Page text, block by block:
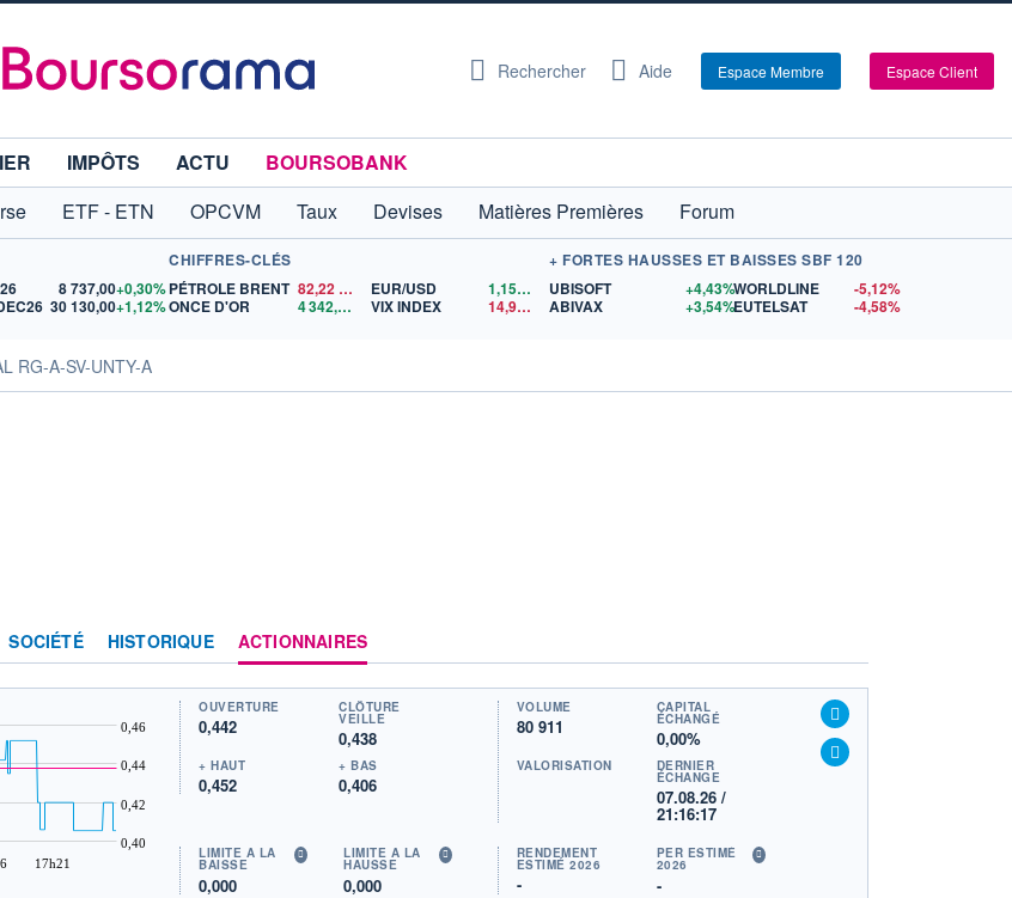
Rechercher Aide Espace Membre Espace Client
IMPÔTS ACTU
BOURSOBANK
ETF - ETN OPCVM Taux Devises Matières Premières
Forum
8 737,00+0,30%
30 130,00+1,12%
CHIFFRES-CLÉS
PÉTROLE BRENT 82,22
ONCE D'OR
4 342,26 $US
EUR/USD 1,1559
$US
VIX INDEX
14,90$US
+ FORTES HAUSSES ET BAISSES SBF 120
UBISOFT
+4,43%
ABIVAX
+3,54%
WORLDLINE
-5,12%
EUTELSAT
-4,58%
RG-A-SV-UNTY-A
SOCIÉTÉ HISTORIQUE ACTIONNAIRES
17h21
0,40
0,42
0,44
0,46
OUVERTURE
0,442
CLÔTURE
VEILLE
0,438
+ HAUT
0,452
+ BAS
0,406
VOLUME
80 911
CAPITAL
ÉCHANGÉ
0,00%
VALORISATION DERNIER
ÉCHANGE
07.08.26 /
21:16:17
LIMITE À LA
BAISSE
0,000
LIMITE À LA
HAUSSE
0,000
RENDEMENT
ESTIMÉ 2026
-
PER ESTIMÉ
2026
-